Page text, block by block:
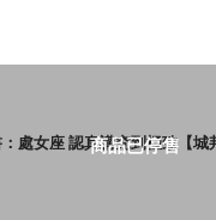
商品已停售
處女座 認真講究到極致【城